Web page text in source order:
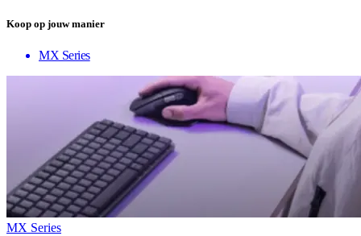
Koop op jouw manier
MX Series
MX Series